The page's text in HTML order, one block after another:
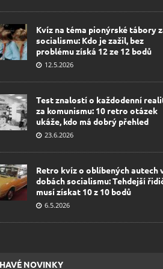
Kvíz na téma pionýrské tábory
socialismu: Kdo je zažil, bez
problému získá 12 ze 12 bodů
12.5.2026
Test znalostí o každodenní
za komunismu: 10 retro otázek
ukáže, kdo má dobrý přehled
23.6.2026
Retro kvíz o oblíbených autech
dobách socialismu: Tehdejší
musí získat 10 z 10 bodů
6.5.2026
NOVINKY